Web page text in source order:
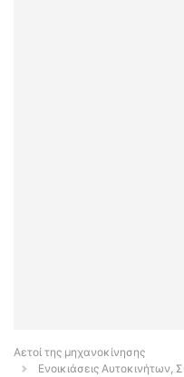
Αετοί της μηχανοκίνησης
Ενοικιάσεις Αυτοκινήτων,